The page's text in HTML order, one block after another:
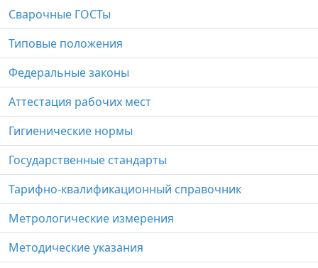
Сварочные ГОСТы
Типовые положения
Федеральные законы
Аттестация рабочих мест
Гигиенические нормы
Государственные стандарты
Тарифно-квалификационный справочник
Метрологические измерения
Методические указания